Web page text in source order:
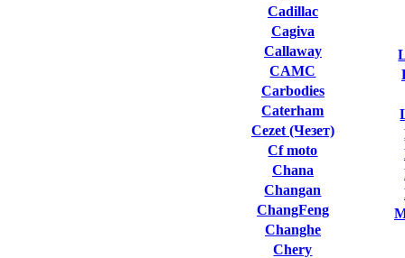
Cadillac
Cagiva
Callaway
CAMC
Carbodies
Caterham
Cezet (Чезет)
Cf moto
Chana
Changan
ChangFeng
Changhe
Chery